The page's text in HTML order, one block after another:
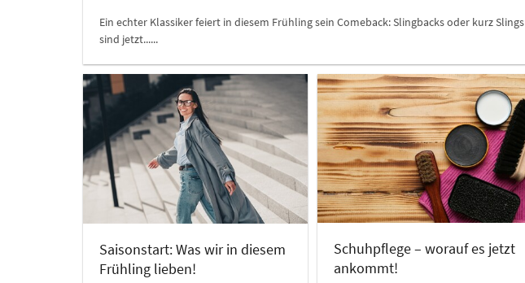
Ein echter Klassiker feiert in diesem Frühling sein Comeback: Slingbacks oder kurz Slings
sind jetzt......
Saisonstart: Was wir in diesem
Frühling lieben!
Schuhpflege – worauf es jetzt
ankommt!